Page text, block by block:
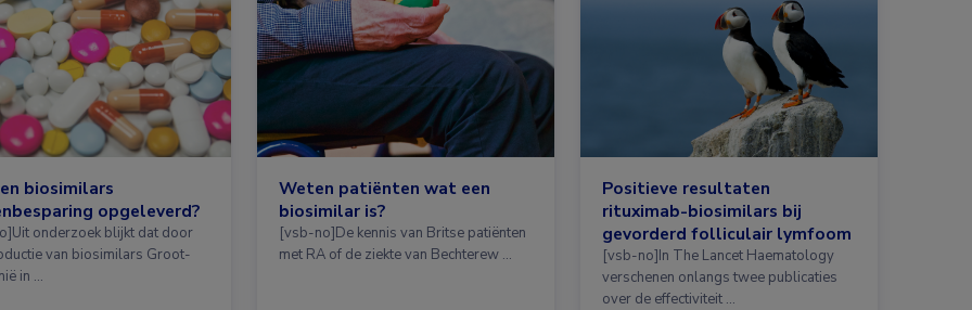
biosimilars
opgeleverd?
onderzoek blijkt dat door
van biosimilars Groot-
in …
Weten patiënten wat een
biosimilar is?
[vsb-no]De kennis van Britse patiënten
met RA of de ziekte van Bechterew …
Positieve resultaten
rituximab-biosimilars bij
gevorderd folliculair lymfoom
[vsb-no]In The Lancet Haematology
verschenen onlangs twee publicaties
over de effectiviteit …